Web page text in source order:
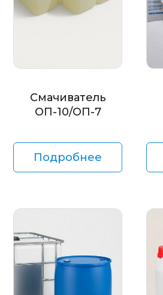
Смачиватель
ОП-10/ОП-7
Подробнее